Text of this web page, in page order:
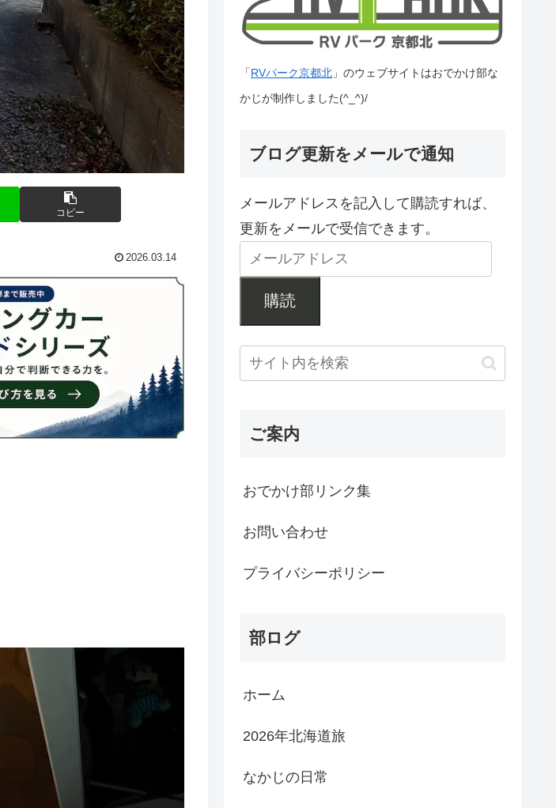
コピー
2026.03.14
「RVパーク京都北 」のウェブサイトはおでかけ部な
かじが制作しました(^_^)/
ブログ更新をメールで通知
メールアドレスを記入して購読すれば、
更新をメールで受信できます。
購読
ご案内
おでかけ部リンク集
お問い合わせ
プライバシーポリシー
部ログ
ホーム
2026年北海道旅
なかじの日常